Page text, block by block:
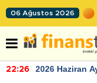
06 Ağustos 2026
22:26 2026 Haziran